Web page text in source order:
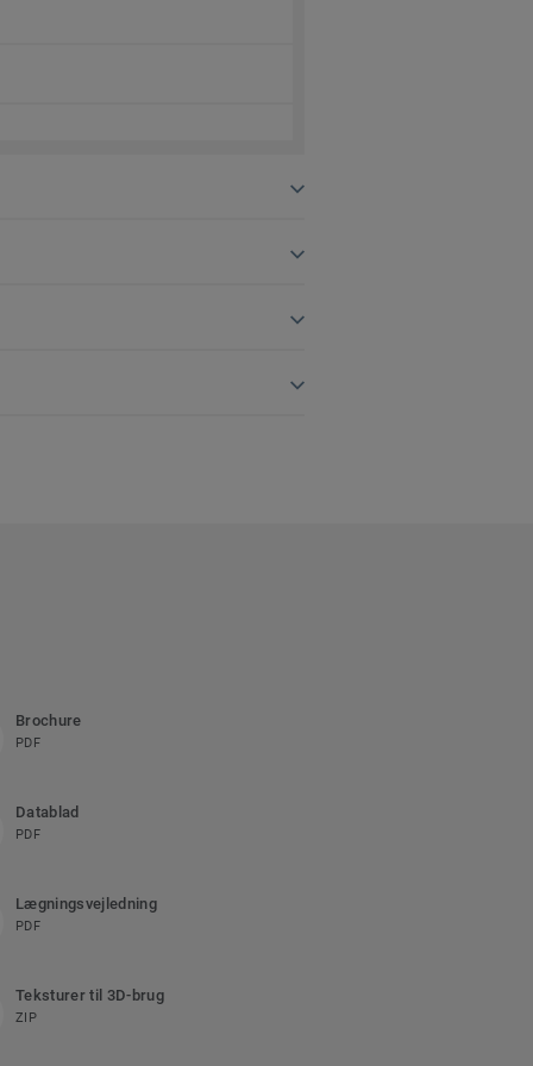
Brochure
PDF
Datablad
PDF
Lægningsvejledning
PDF
Teksturer til 3D-brug
ZIP